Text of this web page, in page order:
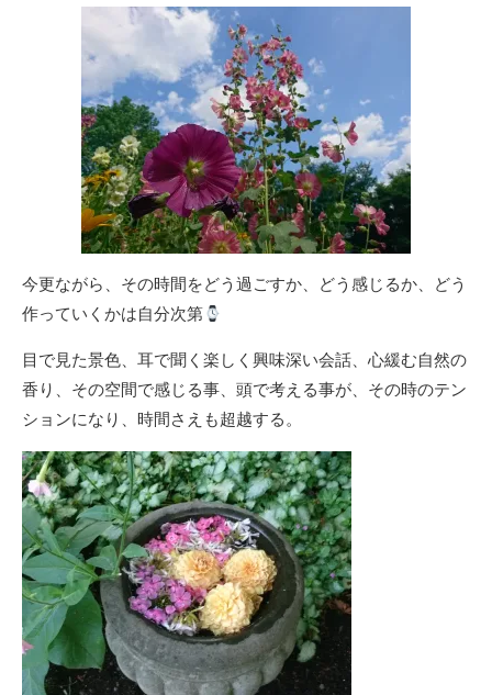
今更ながら、その時間をどう過ごすか、どう感じるか、どう
作っていくかは自分次第
目で見た景色、耳で聞く楽しく興味深い会話、心緩む自然の
香り、その空間で感じる事、頭で考える事が、その時のテン
ションになり、時間さえも超越する。